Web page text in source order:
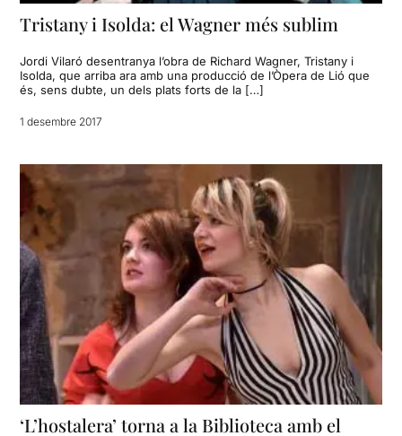
Tristany i Isolda: el Wagner més sublim
Jordi Vilaró desentranya l’obra de Richard Wagner, Tristany i
Isolda, que arriba ara amb una producció de l’Òpera de Lió que
és, sens dubte, un dels plats forts de la […]
1 desembre 2017
‘L’hostalera’ torna a la Biblioteca amb el